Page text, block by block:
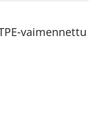
vaimennettu